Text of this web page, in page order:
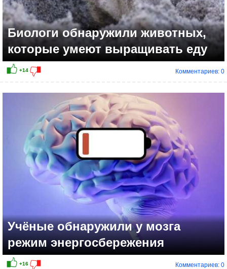
+13
Биологи обнаружили животных,
которые умеют выращивать еду
Комментариев: 0
Учёные обнаружили у мозга
режим энергосбережения
Комментариев: 0